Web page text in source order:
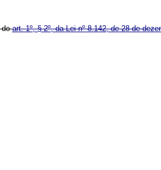
doart. 1º, § 2º, da Lei nº 8.142, de 28 de